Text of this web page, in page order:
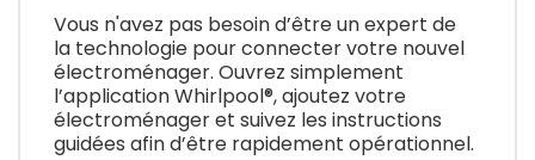
Vous n'avez pas besoin d’être un expert de
la technologie pour connecter votre nouvel
électroménager. Ouvrez simplement
l’application Whirlpool®, ajoutez votre
électroménager et suivez les instructions
guidées afin d’être rapidement opérationnel.